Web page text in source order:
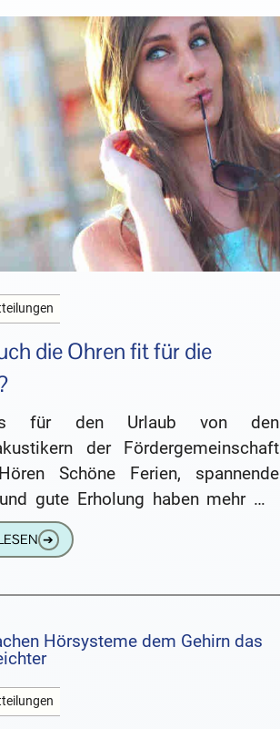
die Ohren fit für die
für den Urlaub von den
der Fördergemeinschaft
Schöne Ferien, spannende
gute Erholung haben mehr mit
gemeinsam als vielfach
Denn unvergessliche
➔